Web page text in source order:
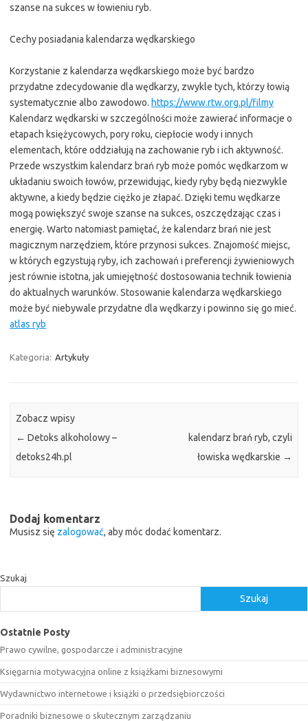
szanse na sukces w łowieniu ryb.
Cechy posiadania kalendarza wędkarskiego
Korzystanie z kalendarza wędkarskiego może być bardzo
przydatne zdecydowanie dla wędkarzy, zwykle tych, którzy łowią
systematycznie albo zawodowo. https://www.rtw.org.pl/filmy
Kalendarz wędkarski w szczególności może zawierać informacje o
etapach księżycowych, pory roku, ciepłocie wody i innych
elementach, które oddziałują na zachowanie ryb i ich aktywność.
Przede wszystkim kalendarz brań ryb może pomóc wędkarzom w
układaniu swoich łowów, przewidując, kiedy ryby będą niezwykle
aktywne, a kiedy będzie ciężko je złapać. Dzięki temu wędkarze
mogą powiększyć swoje szanse na sukces, oszczędzając czas i
energię. Warto natomiast pamiętać, że kalendarz brań nie jest
magicznym narzędziem, które przynosi sukces. Znajomość miejsc,
w których egzystują ryby, ich zachowań i preferencji żywieniowych
jest równie istotna, jak umiejętność dostosowania technik łowienia
do aktualnych warunków. Stosowanie kalendarza wędkarskiego
może być niebywale przydatne dla wędkarzy i powinno się go mieć.
atlas ryb
Kategoria: Artykuły
Zobacz wpisy
← Detoks alkoholowy –
detoks24h.pl
kalendarz brań ryb, czyli
łowiska wędkarskie →
Dodaj komentarz
Musisz się zalogować, aby móc dodać komentarz.
Szukaj
Szukaj
Ostatnie Posty
Prawo cywilne, gospodarcze i administracyjne
Księgarnia motywacyjna online z książkami biznesowymi
Wydawnictwo internetowe i książki o przedsiębiorczości
Poradniki biznesowe o skutecznym zarządzaniu